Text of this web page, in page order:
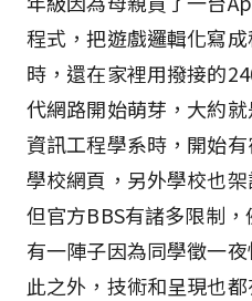
程式，把遊戲邏輯化寫
時，還在家裡用撥接的
代網路開始萌芽，大約
資訊工程學系時，開始
學校網頁，另外學校也
但官方BBS有諸多限制，
有一陣子因為同學徵一
此之外，技術和呈現也